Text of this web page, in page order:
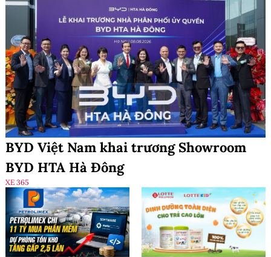
BYD Việt Nam khai trương Showroom
BYD HTA Hà Đông
XE 365